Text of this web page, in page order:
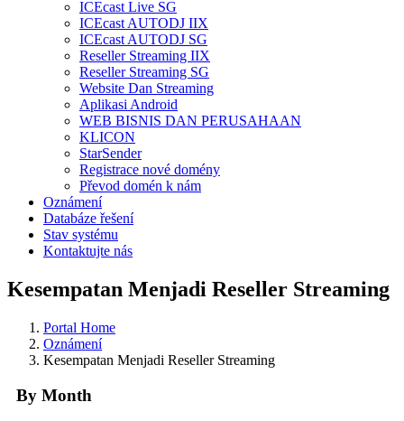
ICEcast Live SG
ICEcast AUTODJ IIX
ICEcast AUTODJ SG
Reseller Streaming IIX
Reseller Streaming SG
Website Dan Streaming
Aplikasi Android
WEB BISNIS DAN PERUSAHAAN
KLICON
StarSender
Registrace nové domény
Převod domén k nám
Oznámení
Databáze řešení
Stav systému
Kontaktujte nás
Kesempatan Menjadi Reseller Streaming
Portal Home
Oznámení
Kesempatan Menjadi Reseller Streaming
By Month